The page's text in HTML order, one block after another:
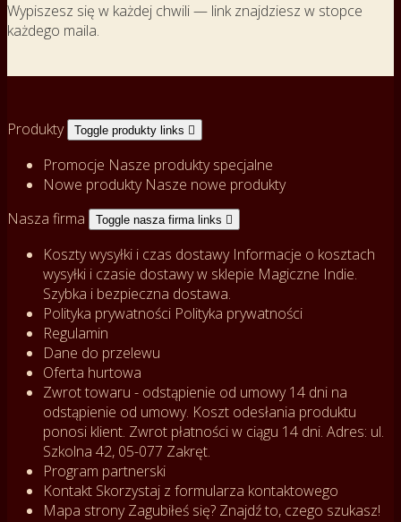
Wypiszesz się w każdej chwili — link znajdziesz w stopce
każdego maila.
Produkty Toggle produkty links 
Promocje Nasze produkty specjalne
Nowe produkty Nasze nowe produkty
Nasza firma
Toggle nasza firma links 
Koszty wysyłki i czas dostawy Informacje o kosztach
wysyłki i czasie dostawy w sklepie Magiczne Indie.
Szybka i bezpieczna dostawa.
Polityka prywatności Polityka prywatności
Regulamin
Dane do przelewu
Oferta hurtowa
Zwrot towaru - odstąpienie od umowy14 dni na
odstąpienie od umowy. Koszt odesłania produktu
ponosi klient. Zwrot płatności w ciągu 14 dni. Adres: ul.
Szkolna 42, 05-077 Zakręt.
Program partnerski
Kontakt Skorzystaj z formularza kontaktowego
Mapa stronyZagubiłeś się? Znajdź to, czego szukasz!